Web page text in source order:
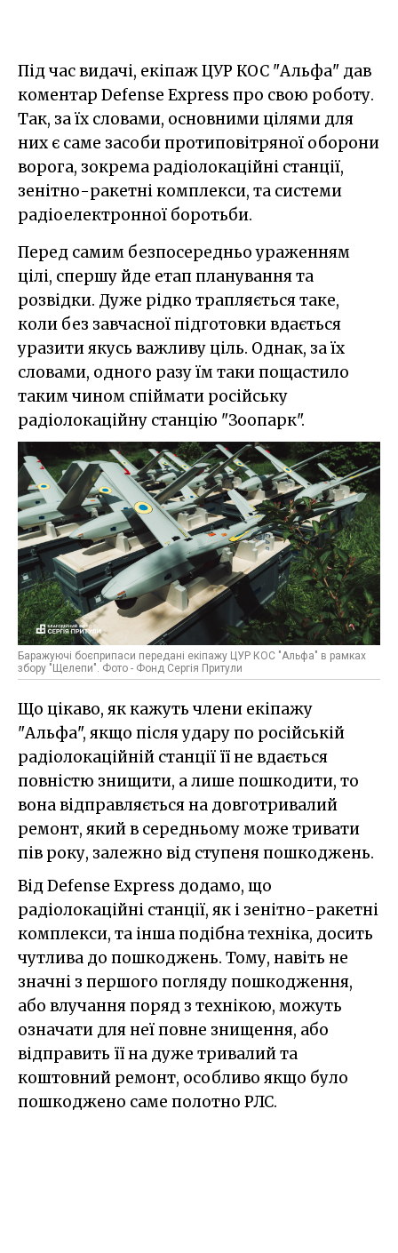
Під час видачі, екіпаж ЦУР КОС "Альфа" дав
коментар Defense Express про свою роботу.
Так, за їх словами, основними цілями для
них є саме засоби протиповітряної оборони
ворога, зокрема радіолокаційні станції,
зенітно-ракетні комплекси, та системи
радіоелектронної боротьби.
Перед самим безпосередньо ураженням
цілі, спершу йде етап планування та
розвідки. Дуже рідко трапляється таке,
коли без завчасної підготовки вдається
уразити якусь важливу ціль. Однак, за їх
словами, одного разу їм таки пощастило
таким чином спіймати російську
радіолокаційну станцію "Зоопарк".
Баражуючі боєприпаси передані екіпажу ЦУР КОС "Альфа" в рамках
збору "Щелепи". Фото - Фонд Сергія Притули
Що цікаво, як кажуть члени екіпажу
"Альфа", якщо після удару по російській
радіолокаційній станції її не вдається
повністю знищити, а лише пошкодити, то
вона відправляється на довготривалий
ремонт, який в середньому може тривати
пів року, залежно від ступеня пошкоджень.
Від Defense Express додамо, що
радіолокаційні станції, як і зенітно-ракетні
комплекси, та інша подібна техніка, досить
чутлива до пошкоджень. Тому, навіть не
значні з першого погляду пошкодження,
або влучання поряд з технікою, можуть
означати для неї повне знищення, або
відправить її на дуже тривалий та
коштовний ремонт, особливо якщо було
пошкоджено саме полотно РЛС.